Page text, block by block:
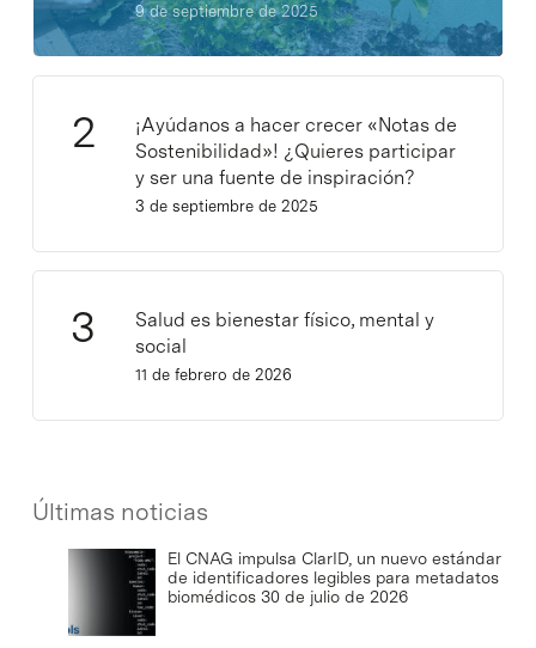
9 de septiembre de 2025
¡Ayúdanos a hacer crecer «Notas de
Sostenibilidad»! ¿Quieres participar
y ser una fuente de inspiración?
3 de septiembre de 2025
Salud es bienestar físico, mental y
social
11 de febrero de 2026
Últimas noticias
El CNAG impulsa ClarID, un nuevo estándar
de identificadores legibles para metadatos
biomédicos 30 de julio de 2026